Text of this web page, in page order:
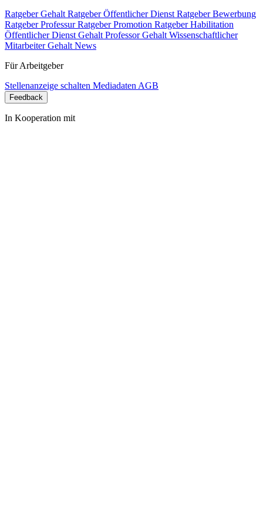
Ratgeber Gehalt Ratgeber Öffentlicher Dienst Ratgeber Bewerbung
Ratgeber ProfessurRatgeber Promotion Ratgeber Habilitation
Öffentlicher Dienst Gehalt Professor Gehalt Wissenschaftlicher
Mitarbeiter Gehalt News
Für Arbeitgeber
Stellenanzeige schalten Mediadaten AGB
Feedback
In Kooperation mit